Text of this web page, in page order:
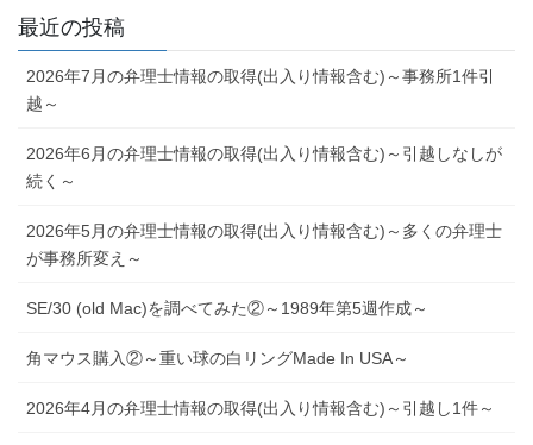
最近の投稿
2026年7月の弁理士情報の取得(出入り情報含む)～事務所1件引
越～
2026年6月の弁理士情報の取得(出入り情報含む)～引越しなしが
続く～
2026年5月の弁理士情報の取得(出入り情報含む)～多くの弁理士
が事務所変え～
SE/30 (old Mac)を調べてみた②～1989年第5週作成～
角マウス購入②～重い球の白リングMade In USA～
2026年4月の弁理士情報の取得(出入り情報含む)～引越し1件～